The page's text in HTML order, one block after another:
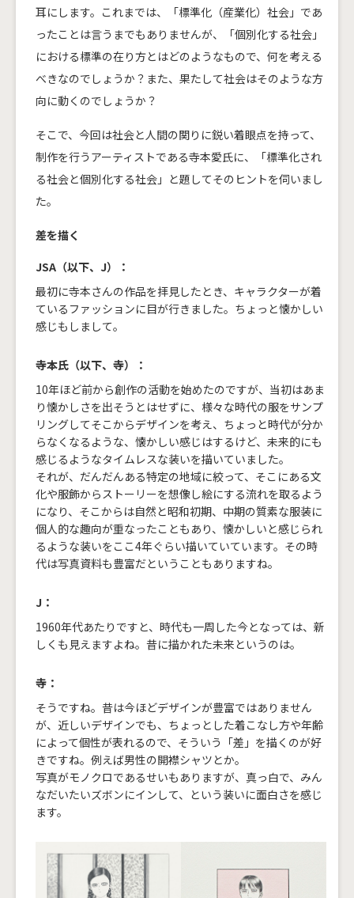
耳にします。これまでは、「標準化（産業化）社会」であ
ったことは言うまでもありませんが、「個別化する社会」
における標準の在り方とはどのようなもので、何を考える
べきなのでしょうか？また、果たして社会はそのような方
向に動くのでしょうか？
そこで、今回は社会と人間の関りに鋭い着眼点を持って、
制作を行うアーティストである寺本愛氏に、「標準化され
る社会と個別化する社会」と題してそのヒントを伺いまし
た。
差を描く
JSA（以下、J）：
最初に寺本さんの作品を拝見したとき、キャラクターが着
ているファッションに目が行きました。ちょっと懐かしい
感じもしまして。
寺本氏（以下、寺）：
10年ほど前から創作の活動を始めたのですが、当初はあま
り懐かしさを出そうとはせずに、様々な時代の服をサンプ
リングしてそこからデザインを考え、ちょっと時代が分か
らなくなるような、懐かしい感じはするけど、未来的にも
感じるようなタイムレスな装いを描いていました。
それが、だんだんある特定の地域に絞って、そこにある文
化や服飾からストーリーを想像し絵にする流れを取るよう
になり、そこからは自然と昭和初期、中期の質素な服装に
個人的な趣向が重なったこともあり、懐かしいと感じられ
るような装いをここ4年ぐらい描いていています。その時
代は写真資料も豊富だということもありますね。
J：
1960年代あたりですと、時代も一周した今となっては、新
しくも見えますよね。昔に描かれた未来というのは。
寺：
そうですね。昔は今ほどデザインが豊富ではありません
が、近しいデザインでも、ちょっとした着こなし方や年齢
によって個性が表れるので、そういう「差」を描くのが好
きですね。例えば男性の開襟シャツとか。
写真がモノクロであるせいもありますが、真っ白で、みん
なだいたいズボンにインして、という装いに面白さを感じ
ます。